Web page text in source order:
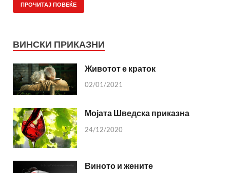
ПРОЧИТАЈ ПОВЕЌЕ
ВИНСКИ ПРИКАЗНИ
Животот е краток
02/01/2021
Мојата Шведска приказна
24/12/2020
Виното и жените